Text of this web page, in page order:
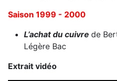
Saison 1999 - 2000
L’achat du cuivre de
Légère Bac
Extrait vidéo